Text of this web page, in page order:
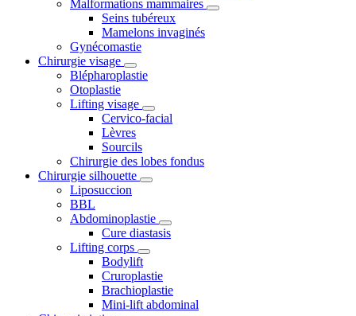
Malformations mammaires
Seins tubéreux
Mamelons invaginés
Gynécomastie
Chirurgie visage
Blépharoplastie
Otoplastie
Lifting visage
Cervico-facial
Lèvres
Sourcils
Chirurgie des lobes fondus
Chirurgie silhouette
Liposuccion
BBL
Abdominoplastie
Cure diastasis
Lifting corps
Bodylift
Cruroplastie
Brachioplastie
Mini-lift abdominal